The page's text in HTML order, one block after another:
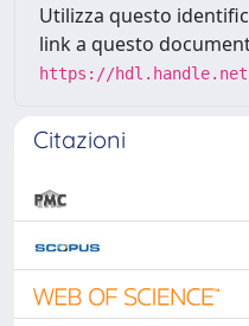
Utilizza questo
link a questo
https://hdl.handle.net/
Citazioni